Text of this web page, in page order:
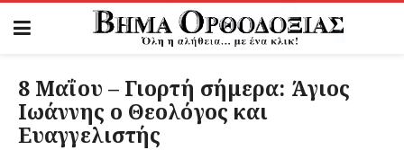
8 Μαΐου – Γιορτή σήμερα: Άγιος
Ιωάννης ο Θεολόγος και
Ευαγγελιστής